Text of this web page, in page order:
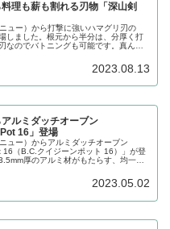
理も薪も割れる刃物「深山剣
ュー）から打撃に強いハマグリ刃の
しました。根元から半分は、分厚く打
なのでバトニングも可能です。真ん中
物です。詳細をレビューします。
2023.08.13
ルミダッチオーブン
16」登場
ュー）からアルミダッチオーブン
16（B.C.クイジーンポット 16）」が登
厚のアルミ材がもたらす、均一な
2023.05.02